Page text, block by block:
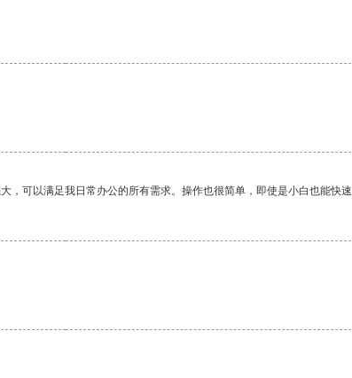
可以满足我日常办公的所有需求。操作也很简单，即使是小白也能快速